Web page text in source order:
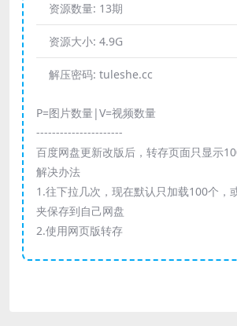
资源数量: 13期
资源大小: 4.9G
解压密码: tuleshe.cc
P=图片数量|V=视频数量
----------------------
百度网盘更新改版后，转存页面只显示
解决办法
1.往下拉几次，现在默认只加载100个，
夹保存到自己网盘
2.使用网页版转存